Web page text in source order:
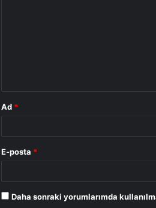
Ad *
E-posta *
Daha sonraki yorumlarımda